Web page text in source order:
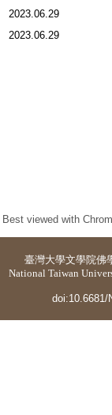
2023.06.29
2023.06.29
Best viewed with
臺灣大學文學院佛
National Taiwan
doi:10.6681/